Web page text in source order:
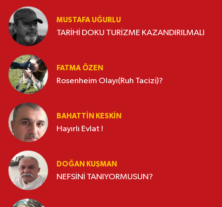
MUSTAFA UĞURLU
TARİHİ DOKU TURİZME KAZANDIRILMALI
FATMA ÖZEN
Rosenheim Olayı(Ruh Tacizi)?
BAHATTIN KESKİN
Hayırlı Evlat !
DOĞAN KUŞMAN
NEFSİNİ TANIYORMUSUN?